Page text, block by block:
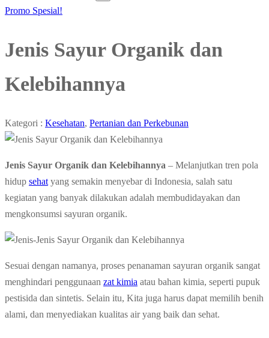
Promo Spesial!
Jenis Sayur Organik dan
Kelebihannya
Kategori : Kesehatan, Pertanian dan Perkebunan
Jenis Sayur Organik dan Kelebihannya – Melanjutkan tren pola
hidup sehat yang semakin menyebar di Indonesia, salah satu
kegiatan yang banyak dilakukan adalah membudidayakan dan
mengkonsumsi sayuran organik.
Sesuai dengan namanya, proses penanaman sayuran organik sangat
menghindari penggunaan zat kimia atau bahan kimia, seperti pupuk
pestisida dan sintetis. Selain itu, Kita juga harus dapat memilih benih
alami, dan menyediakan kualitas air yang baik dan sehat.